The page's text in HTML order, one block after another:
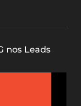
nos Leads